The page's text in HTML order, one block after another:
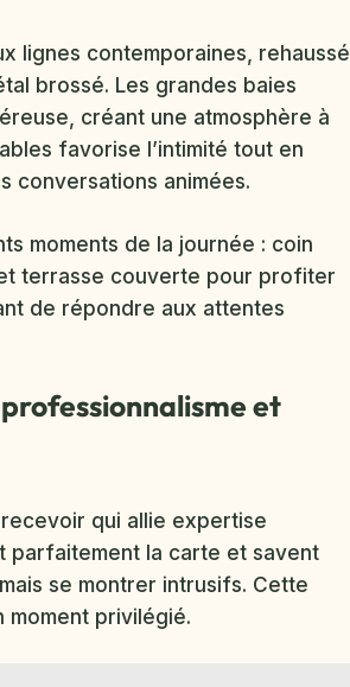
lignes contemporaines, rehaussé
brossé. Les grandes baies
créant une atmosphère à
favorise l’intimité tout en
conversations animées.
moments de la journée : coin
terrasse couverte pour profiter
de répondre aux attentes
et
recevoir qui allie expertise
parfaitement la carte et savent
se montrer intrusifs. Cette
privilégié.